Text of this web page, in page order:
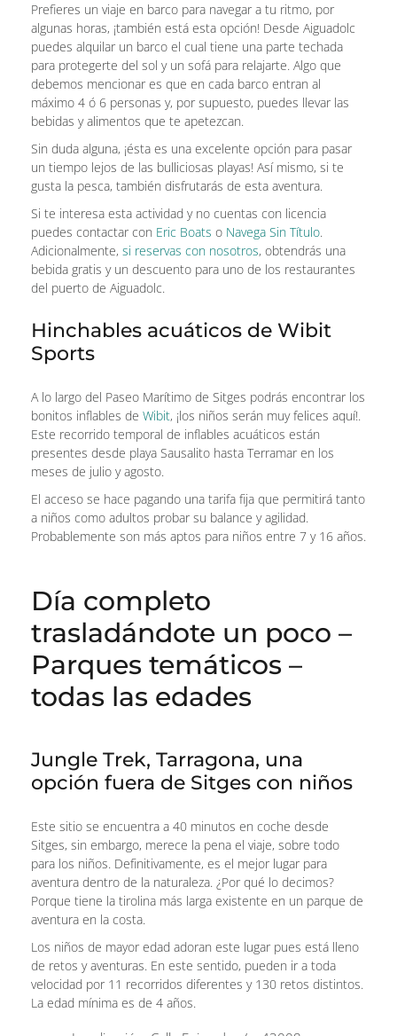
Prefieres un viaje en barco para navegar a tu ritmo, por
algunas horas, ¡también está esta opción! Desde Aiguadolc
puedes alquilar un barco el cual tiene una parte techada
para protegerte del sol y un sofá para relajarte. Algo que
debemos mencionar es que en cada barco entran al
máximo 4 ó 6 personas y, por supuesto, puedes llevar las
bebidas y alimentos que te apetezcan.
Sin duda alguna, ¡ésta es una excelente opción para pasar
un tiempo lejos de las bulliciosas playas! Así mismo, si te
gusta la pesca, también disfrutarás de esta aventura.
Si te interesa esta actividad y no cuentas con licencia
puedes contactar con Eric Boats o Navega Sin Título.
Adicionalmente, si reservas con nosotros, obtendrás una
bebida gratis y un descuento para uno de los restaurantes
del puerto de Aiguadolc.
Hinchables acuáticos de Wibit
Sports
A lo largo del Paseo Marítimo de Sitges podrás encontrar los
bonitos inflables de Wibit, ¡los niños serán muy felices aquí!.
Este recorrido temporal de inflables acuáticos están
presentes desde playa Sausalito hasta Terramar en los
meses de julio y agosto.
El acceso se hace pagando una tarifa fija que permitirá tanto
a niños como adultos probar su balance y agilidad.
Probablemente son más aptos para niños entre 7 y 16 años.
Día completo
trasladándote un poco –
Parques temáticos –
todas las edades
Jungle Trek, Tarragona, una
opción fuera de Sitges con niños
Este sitio se encuentra a 40 minutos en coche desde
Sitges, sin embargo, merece la pena el viaje, sobre todo
para los niños. Definitivamente, es el mejor lugar para
aventura dentro de la naturaleza. ¿Por qué lo decimos?
Porque tiene la tirolina más larga existente en un parque de
aventura en la costa.
Los niños de mayor edad adoran este lugar pues está lleno
de retos y aventuras. En este sentido, pueden ir a toda
velocidad por 11 recorridos diferentes y 130 retos distintos.
La edad mínima es de 4 años.